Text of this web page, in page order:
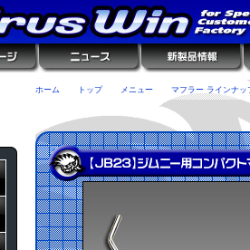
ホーム トップ メニュー マフラー ラインナッ